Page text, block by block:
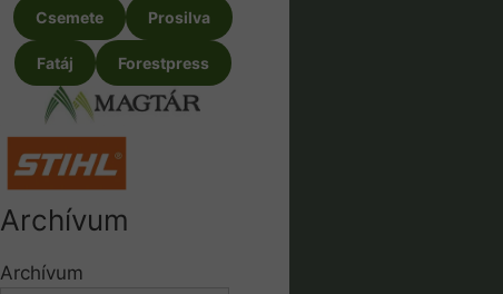
Csemete Prosilva
Fatáj Forestpress
Archívum
Archívum